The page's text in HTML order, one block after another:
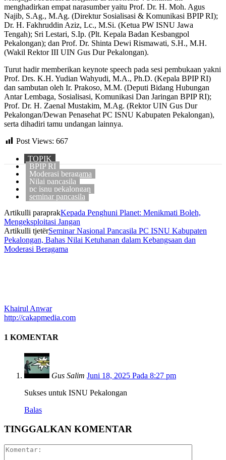
menghadirkan empat narasumber yaitu Prof. Dr. H. Moh. Agus
Najib, S.Ag., M.Ag. (Direktur Sosialisasi & Komunikasi BPIP RI);
Dr. H. Fakhruddin Aziz, Lc., M.Si. (Ketua PW ISNU Jawa
Tengah); Sri Lestari, S.Ip. (Plt. Kepala Badan Kesbangpol
Pekalongan); dan Prof. Dr. Shinta Dewi Rismawati, S.H., M.H.
(Wakil Rektor III UIN Gus Dur Pekalongan).
Turut hadir memberikan keynote speech pada sesi pembukaan yakni
Prof. Drs. K.H. Yudian Wahyudi, M.A., Ph.D. (Kepala BPIP RI)
dan sambutan oleh Ir. Prakoso, M.M. (Deputi Bidang Hubungan
Antar Lembaga, Sosialisasi, Komunikasi Dan Jaringan BPIP RI);
Prof. Dr. H. Zaenal Mustakim, M.Ag. (Rektor UIN Gus Dur
Pekalongan/Dewan Penasehat PC ISNU Kabupaten Pekalongan),
serta dihadiri tamu undangan lainnya.
Post Views: 667
TOPIK
BPIP RI
Moderasi beragama
Nilai pancasila
pc isnu pekalongan
seminar pancasila
Artikulli paraprakKepada Penghuni Planet: Menikmati Boleh,
Mengeksploitasi Jangan
Artikulli tjetërSeminar Nasional Pancasila PC ISNU Kabupaten
Pekalongan, Bahas Nilai Ketuhanan dalam Kebangsaan dan
Moderasi Beragama
Khairul Anwar
http://cakapmedia.com
1 KOMENTAR
Gus Salim Juni 18, 2025 Pada 8:27 pm
Sukses untuk ISNU Pekalongan
Balas
TINGGALKAN KOMENTAR